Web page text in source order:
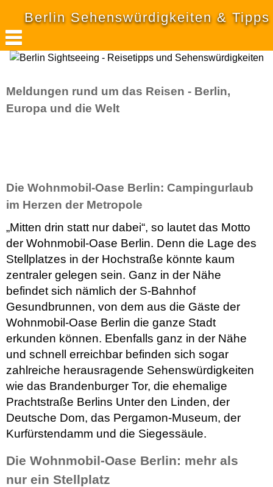
Berlin Sehenswürdigkeiten & Tipps
Meldungen rund um das Reisen - Berlin,
Europa und die Welt
Die Wohnmobil-Oase Berlin: Campingurlaub
im Herzen der Metropole
„Mitten drin statt nur dabei“, so lautet das Motto
der Wohnmobil-Oase Berlin. Denn die Lage des
Stellplatzes in der Hochstraße könnte kaum
zentraler gelegen sein. Ganz in der Nähe
befindet sich nämlich der S-Bahnhof
Gesundbrunnen, von dem aus die Gäste der
Wohnmobil-Oase Berlin die ganze Stadt
erkunden können. Ebenfalls ganz in der Nähe
und schnell erreichbar befinden sich sogar
zahlreiche herausragende Sehenswürdigkeiten
wie das Brandenburger Tor, die ehemalige
Prachtstraße Berlins Unter den Linden, der
Deutsche Dom, das Pergamon-Museum, der
Kurfürstendamm und die Siegessäule.
Die Wohnmobil-Oase Berlin: mehr als
nur ein Stellplatz